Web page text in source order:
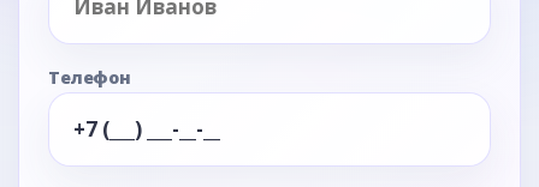
Телефон